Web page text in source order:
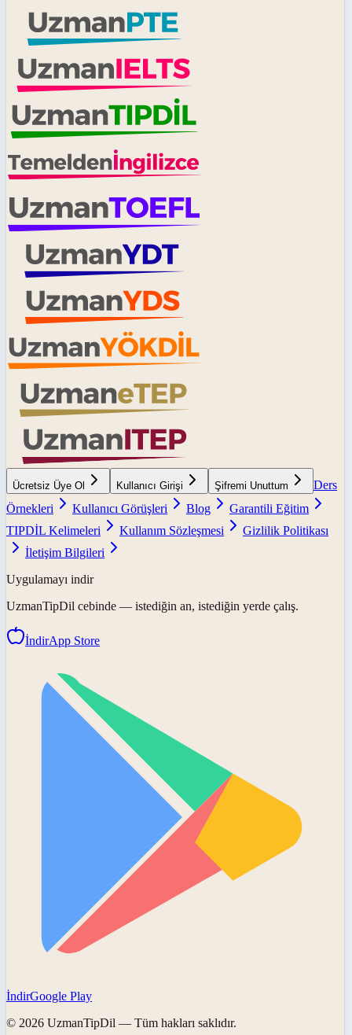
Ücretsiz Üye Ol Kullanıcı Girişi Şifremi Unuttum
Ders
Örnekleri
Kullanıcı Görüşleri Blog
Garantili Eğitim
TIPDİL Kelimeleri
Kullanım Sözleşmesi
Gizlilik Politikası
İletişim Bilgileri
Uygulamayı indir
UzmanTipDil cebinde — istediğin an, istediğin yerde çalış.
İndirApp Store
İndirGoogle Play
© 2026 UzmanTipDil — Tüm hakları saklıdır.